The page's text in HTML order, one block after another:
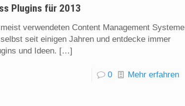
Plugins für 2013
verwendeten Content Management Systeme
seit einigen Jahren und entdecke immer
und Ideen. […]
0 Mehr erfahren